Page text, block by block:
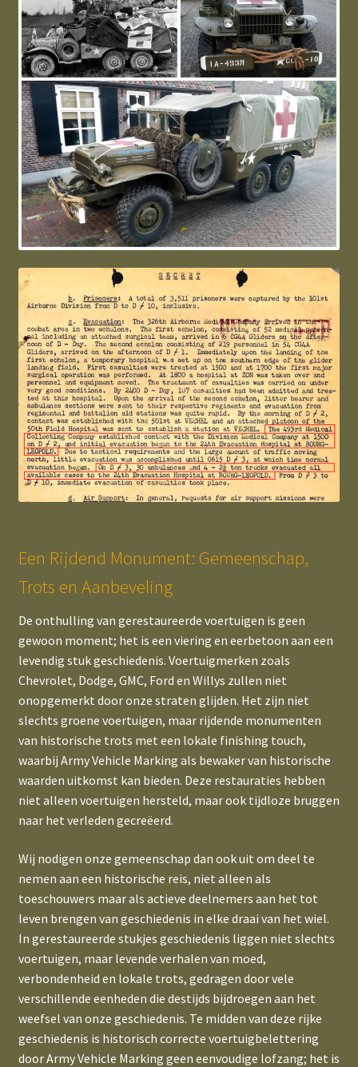
Een Rijdend Monument: Gemeenschap,
Trots en Aanbeveling
De onthulling van gerestaureerde voertuigen is geen
gewoon moment; het is een viering en eerbetoon aan een
levendig stuk geschiedenis. Voertuigmerken zoals
Chevrolet, Dodge, GMC, Ford en Willys zullen niet
onopgemerkt door onze straten glijden. Het zijn niet
slechts groene voertuigen, maar rijdende monumenten
van historische trots met een lokale finishing touch,
waarbij Army Vehicle Marking als bewaker van historische
waarden uitkomst kan bieden. Deze restauraties hebben
niet alleen voertuigen hersteld, maar ook tijdloze bruggen
naar het verleden gecreëerd.
Wij nodigen onze gemeenschap dan ook uit om deel te
nemen aan een historische reis, niet alleen als
toeschouwers maar als actieve deelnemers aan het tot
leven brengen van geschiedenis in elke draai van het wiel.
In gerestaureerde stukjes geschiedenis liggen niet slechts
voertuigen, maar levende verhalen van moed,
verbondenheid en lokale trots, gedragen door vele
verschillende eenheden die destijds bijdroegen aan het
weefsel van onze geschiedenis. Te midden van deze rijke
geschiedenis is historisch correcte voertuigbelettering
door Army Vehicle Marking geen eenvoudige lofzang; het is